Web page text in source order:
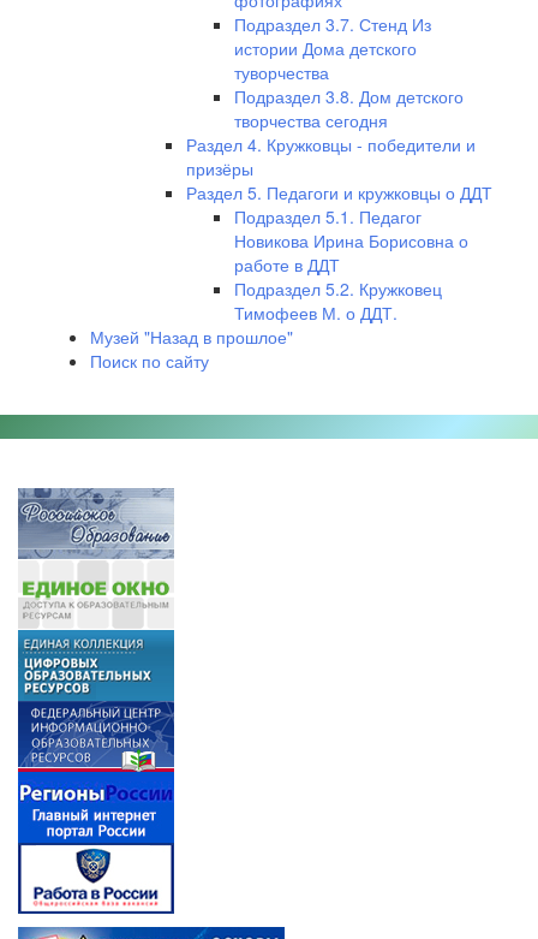
Подраздел 3.7. Стенд Из
истории Дома детского
туворчества
Подраздел 3.8. Дом детского
творчества сегодня
Раздел 4. Кружковцы - победители и
призёры
Раздел 5. Педагоги и кружковцы о ДДТ
Подраздел 5.1. Педагог
Новикова Ирина Борисовна о
работе в ДДТ
Подраздел 5.2. Кружковец
Тимофеев М. о ДДТ.
Музей "Назад в прошлое"
Поиск по сайту